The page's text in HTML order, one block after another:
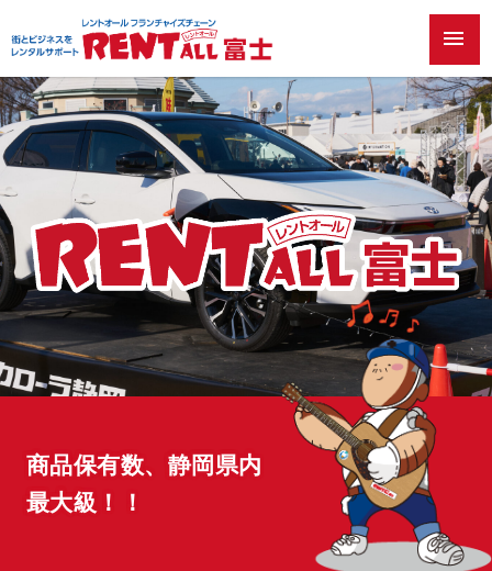
menu
商品保有数、静岡県内
最大級！！